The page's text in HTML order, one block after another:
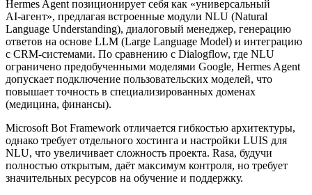
Hermes Agent позиционирует себя как «универсальный
AI‑агент», предлагая встроенные модули NLU (Natural
Language Understanding), диалоговый менеджер, генерацию
ответов на основе LLM (Large Language Model) и интеграцию
с CRM‑системами. По сравнению с Dialogflow, где NLU
ограничено предобученными моделями Google, Hermes Agent
допускает подключение пользовательских моделей, что
повышает точность в специализированных доменах
(медицина, финансы).
Microsoft Bot Framework отличается гибкостью архитектуры,
однако требует отдельного хостинга и настройки LUIS для
NLU, что увеличивает сложность проекта. Rasa, будучи
полностью открытым, даёт максимум контроля, но требует
значительных ресурсов на обучение и поддержку.